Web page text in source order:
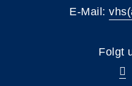
E-Mail:
Folgt